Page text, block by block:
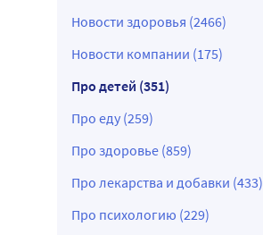
Новости здоровья (2466)
Новости компании (175)
Про детей (351)
Про еду (259)
Про здоровье (859)
Про лекарства и добавки (433)
Про психологию (229)